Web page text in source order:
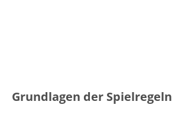
Grundlagen der Spielregeln